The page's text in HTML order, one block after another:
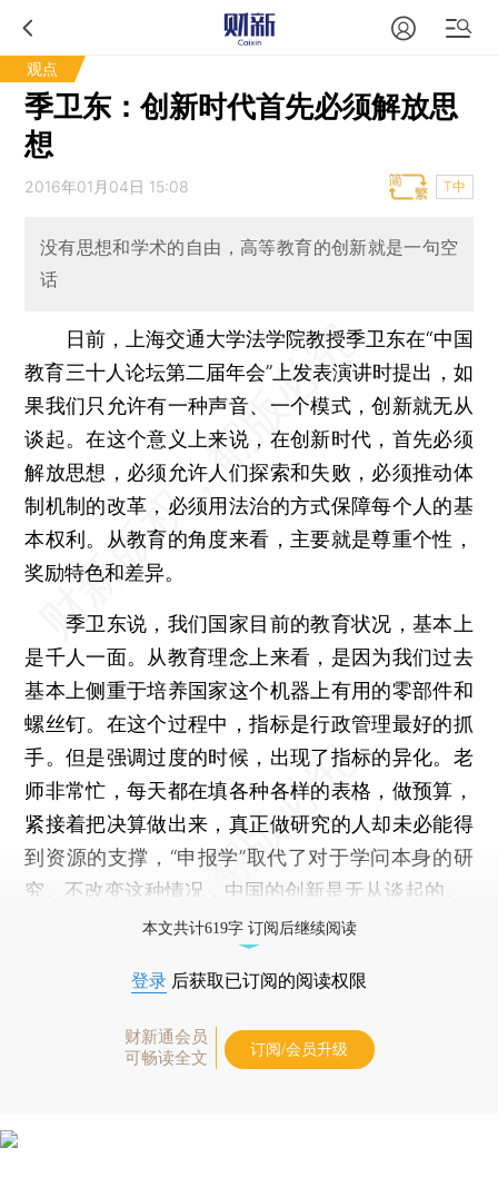
观点
季卫东：创新时代首先必须解放思
想
2016年01月04日 15:08 T中
没有思想和学术的自由，高等教育的创新就是一句空
话
日前，上海交通大学法学院教授季卫东在“中国
教育三十人论坛第二届年会”上发表演讲时提出，如
果我们只允许有一种声音、一个模式，创新就无从
谈起。在这个意义上来说，在创新时代，首先必须
解放思想，必须允许人们探索和失败，必须推动体
制机制的改革，必须用法治的方式保障每个人的基
本权利。从教育的角度来看，主要就是尊重个性，
奖励特色和差异。
季卫东说，我们国家目前的教育状况，基本上
是千人一面。从教育理念上来看，是因为我们过去
基本上侧重于培养国家这个机器上有用的零部件和
螺丝钉。在这个过程中，指标是行政管理最好的抓
手。但是强调过度的时候，出现了指标的异化。老
师非常忙，每天都在填各种各样的表格，做预算，
紧接着把决算做出来，真正做研究的人却未必能得
到资源的支撑，“申报学”取代了对于学问本身的研
究。不改变这种情况，中国的创新是无从谈起的。
本文共计619字 订阅后继续阅读
登录 后获取已订阅的阅读权限
财新通会员
可畅读全文
订阅/会员升级